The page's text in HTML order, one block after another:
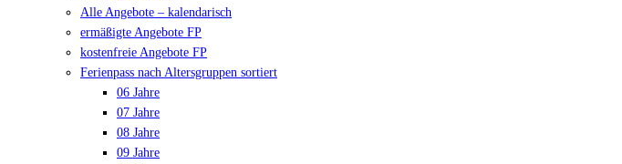
Alle Angebote – kalendarisch
ermäßigte Angebote FP
kostenfreie Angebote FP
Ferienpass nach Altersgruppen sortiert
06 Jahre
07 Jahre
08 Jahre
09 Jahre